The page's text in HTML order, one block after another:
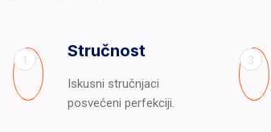
1 Stručnost
Iskusni stručnjaci
posvećeni perfekciji.
3